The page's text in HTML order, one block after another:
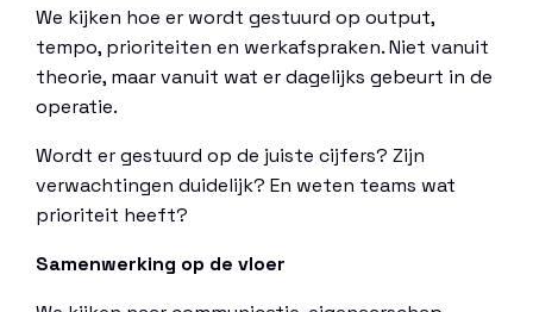
We kijken hoe er wordt gestuurd op output,
tempo, prioriteiten en werkafspraken. Niet vanuit
theorie, maar vanuit wat er dagelijks gebeurt in de
operatie.
Wordt er gestuurd op de juiste cijfers? Zijn
verwachtingen duidelijk? En weten teams wat
prioriteit heeft?
Samenwerking op de vloer